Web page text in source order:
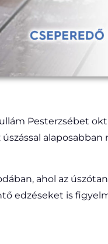
Pesterzsébet
ahol az
edzéseket is